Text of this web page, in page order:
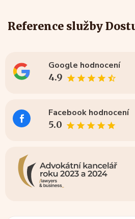
Reference služby
Google hodnocení
4.9
Facebook hodnocení
5.0